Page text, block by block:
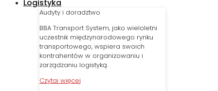
Logistyka
Audyty i doradztwo
BBA Transport System, jako wieloletni
uczestnik międzynarodowego rynku
transportowego, wspiera swoich
kontrahentów w organizowaniu i
zarządzaniu logistyką.
Czytaj więcej